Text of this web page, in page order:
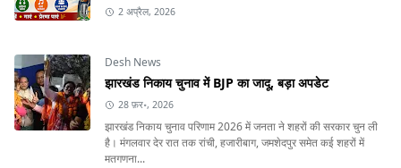
2 अप्रैल, 2026
Desh News
झारखंड निकाय चुनाव में BJP का जादू, बड़ा अपडेट
28 फ़र॰, 2026
झारखंड निकाय चुनाव परिणाम 2026 में जनता ने शहरों की सरकार चुन ली
है। मंगलवार देर रात तक रांची, हजारीबाग, जमशेदपुर समेत कई शहरों में
मतगणना...